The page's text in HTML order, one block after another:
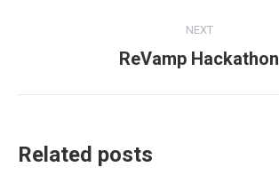
NEXT
Next
ReVamp Hackathon
Related posts